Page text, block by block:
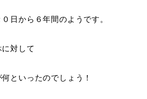
日から６年間のようです。
対して
といったのでしょう！